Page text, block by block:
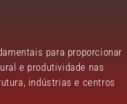
para proporcionar
e produtividade nas
indústrias e centros